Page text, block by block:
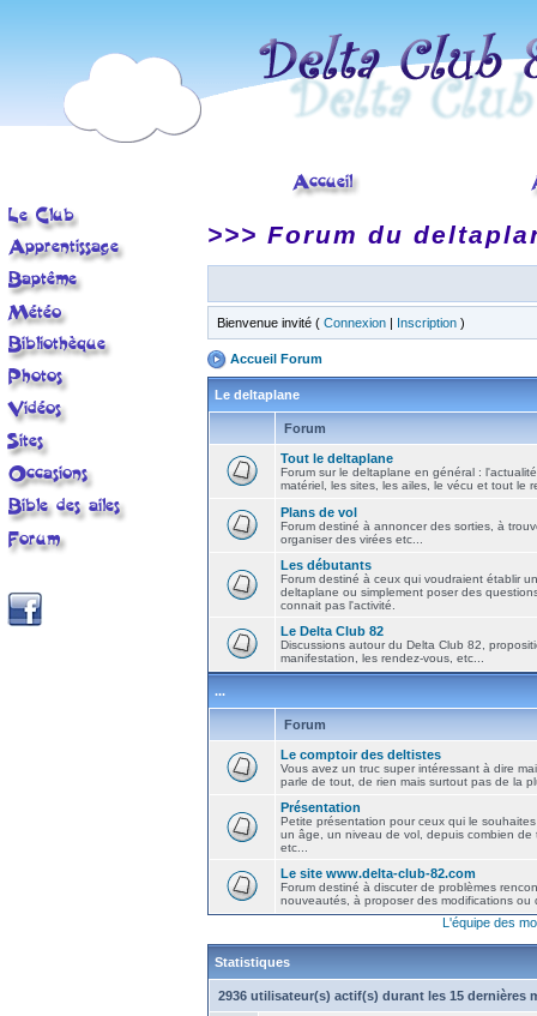
>>> Forum du
Bienvenue invité ( Connexion | Inscription )
Accueil Forum
Le deltaplane
Forum
Tout le deltaplane
Forum sur le deltaplane en général :
matériel, les sites, les ailes, le vécu et tout le
Plans de vol
Forum destiné à annoncer des sorties, à
organiser des virées etc...
Les débutants
Forum destiné à ceux qui voudraient établir
deltaplane ou simplement poser des
connait pas l'activité.
Le Delta Club 82
Discussions autour du Delta Club 82,
manifestation, les rendez-vous, etc...
...
Forum
Le comptoir des deltistes
Vous avez un truc super intéressant à dire
parle de tout, de rien mais surtout pas de la
Présentation
Petite présentation pour ceux qui le
un âge, un niveau de vol, depuis combien de
etc...
Le site www.delta-club-82.com
Forum destiné à discuter de problèmes
nouveautés, à proposer des modifications ou
L'équipe des
Statistiques
2936 utilisateur(s) actif(s) durant les 15 dernières